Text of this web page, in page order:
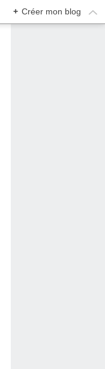
+ Créer mon blog